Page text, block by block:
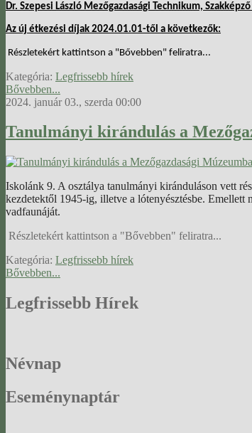
Dr. Szepesi László Mezőgazdasági Technikum,
Az új étkezési díjak 2024.01.01-től a következők:
Részletekért kattintson a "Bővebben" feliratra...
Kategória: Legfrissebb hírek
Bővebben...
2024. január 03., szerda 00:00
Tanulmányi kirándulás a
Iskolánk 9. A osztálya tanulmányi kiránduláson vett
kezdetektől 1945-ig, illetve a lótenyésztésbe. Emellett
vadfaunáját.
Részletekért kattintson a "Bővebben" feliratra...
Kategória: Legfrissebb hírek
Bővebben...
Legfrissebb Hírek
Névnap
Eseménynaptár